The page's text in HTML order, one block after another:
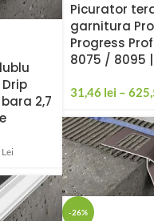
Picurator
garnitura
Progress
8075 / 8095
31,46 lei –
2,7
Lei
-26%